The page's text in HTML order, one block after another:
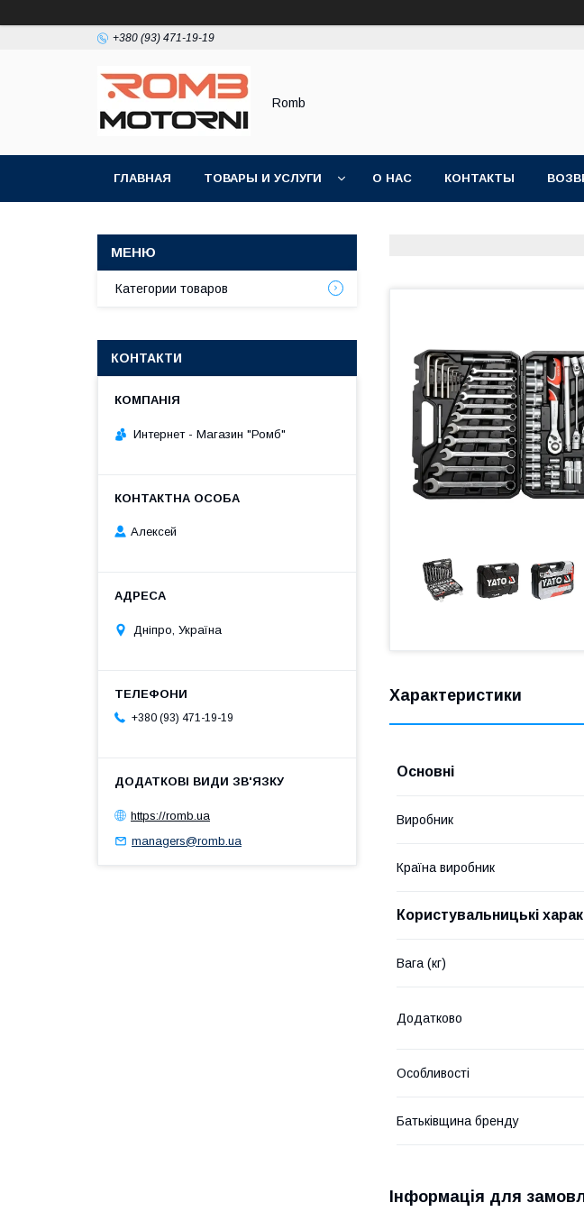
+380 (93) 471-19-19
Romb
ГЛАВНАЯ ТОВАРЫ И УСЛУГИ О НАС КОНТАКТЫ
Характеристики
Основні
Виробник
Країна виробник
Користувальницькі
Вага (кг)
Додатково
Особливості
Батьківщина бренду
Інформація для
Категории товаров
КОНТАКТИ
Интернет - Магазин "Ромб"
Алексей
Дніпро, Україна
+380 (93) 471-19-19
https://romb.ua
managers@romb.ua